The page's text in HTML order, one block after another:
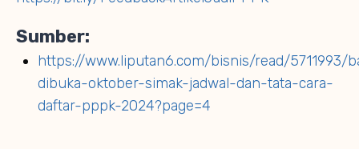
Sumber:
https://www.liputan6.com/bisnis/read/5711993/
dibuka-oktober-simak-jadwal-dan-tata-cara-
daftar-pppk-2024?page=4